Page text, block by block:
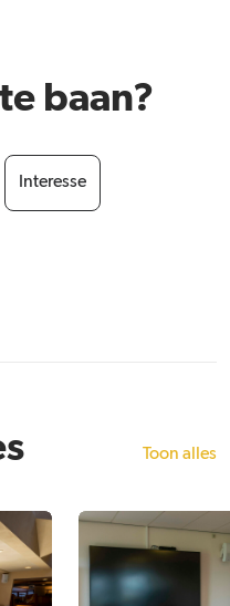
baan?
Interesse
Toon alles